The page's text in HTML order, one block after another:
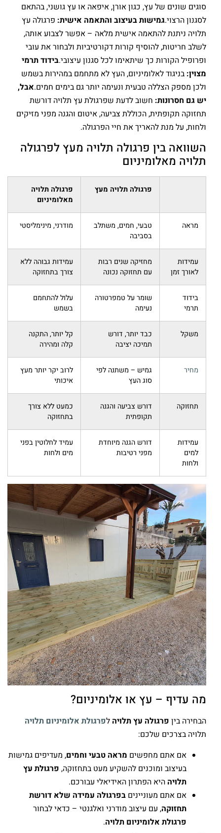
סוגים שונים של עץ, כגון אורן, איפאה או עץ גושני, בהתאם
לסגנון הרצוי.גמישות בעיצוב והתאמה אישית: פרגולה עץ
תלויה ניתנת להתאמה אישית מלאה – אפשר לצבוע אותה,
לשלב חריטות, להוסיף קורות דקורטיביות ולבחור את עובי
ופרופיל הקורות כך שיתאימו לכל סגנון עיצובי.בידוד תרמי
מצוין: בניגוד לאלומיניום, העץ לא מתחמם במהירות בשמש
ולכן מספק הצללה טבעית ונעימה יותר גם בימים חמים.אבל,
יש גם חסרונות: חשוב לדעת שפרגולת עץ תלויה דורשת
תחזוקה תקופתית, הכוללת צביעה, איטום והגנה מפני מזיקים
ולחות, על מנת להאריך את חיי הפרגולה.
השוואה בין פרגולה תלויה מעץ לפרגולה
תלויה מאלומיניום
פרגולה תלויה מעץ
פרגולה תלויה
מאלומיניום
מראה
טבעי, חמים, משתלב
בסביבה
מודרני, מינימליסטי
עמידות
לאורך זמן
מחזיקה שנים רבות
עם תחזוקה נכונה
עמידות גבוהה ללא
צורך בתחזוקה
בידוד
תרמי
שומר על טמפרטורה
נעימה
עלול להתחמם
בשמש
משקל
כבד יותר, דורש
תמיכה יציבה
קל יותר, התקנה
קלה ומהירה
מחיר
גמיש – משתנה לפי
סוג העץ
לרוב יקר יותר מעץ
איכותי
תחזוקה
דורש צביעה והגנה
תקופתית
כמעט ללא צורך
בתחזוקה
עמידות
למים
ולחות
דורש הגנה מיוחדת
מפני רטיבות
עמיד לחלוטין בפני
מים ולחות
מה עדיף – עץ או אלומיניום?
הבחירה בין פרגולה עץ תלויה לפרגולת אלומיניום תלויה
תלויה בצרכים שלכם:
אם אתם מחפשים מראה טבעי וחמים, מעדיפים גמישות
בעיצוב ומוכנים להשקיע מעט בתחזוקה, פרגולת עץ
תלויה היא הפתרון האידיאלי עבורכם.
אם אתם מעוניינים בפרגולה עמידה שלא דורשת
תחזוקה, עם עיצוב מודרני ואלגנטי – כדאי לבחור
פרגולת אלומיניום תלויה.